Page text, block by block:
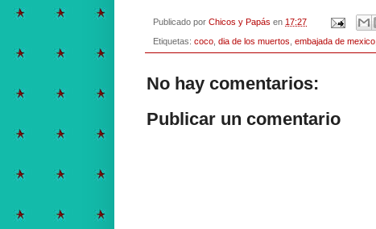
Publicado por Chicos y Papás en 17:27
Etiquetas: coco dia de los muertos embajada de mexico
No hay comentarios:
Publicar un comentario